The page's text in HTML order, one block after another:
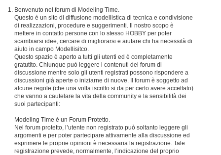
Benvenuto nel forum di Modeling Time.
Questo è un sito di diffusione modellistica di tecnica e condivisione
di realizzazioni, procedure e suggerimenti. Il nostro scopo è
mettere in contatto persone con lo stesso HOBBY per poter
scambiarsi idee, cercare di migliorarsi e aiutare chi ha necessità di
aiuto in campo Modellisitco.
Questo spazio è aperto a tutti gli utenti ed è completamente
gratutito. Chiunque può leggere i contenuti del forum di
discussione mentre solo gli utenti registrati possono rispondere a
discussioni già aperte o iniziarne di nuove. Il forum è soggetto ad
alcune regole (che una volta iscritto si da per certo avere accettato)
che vanno a cautelare la vita della community e la sensibilità dei
suoi partecipanti:
Modeling Time è un Forum Protetto.
Nel forum protetto, l’utente non registrato può soltanto leggere gli
argomenti e per poter partecipare attivamente alla discussione ed
esprimere le proprie opinioni è necessaria la registrazione. Tale
registrazione prevede, normalmente, l’indicazione del proprio